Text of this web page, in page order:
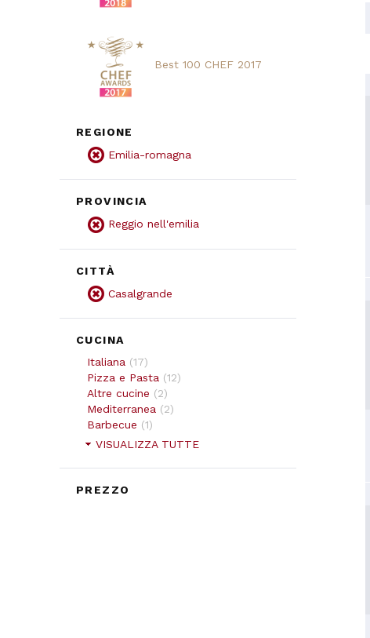
Best 100 CHEF 2017
REGIONE
Emilia-romagna
PROVINCIA
Reggio nell'emilia
CITTÀ
Casalgrande
CUCINA
Italiana (17)
Pizza e Pasta (12)
Altre cucine (2)
Mediterranea (2)
Barbecue (1)
VISUALIZZA TUTTE
PREZZO